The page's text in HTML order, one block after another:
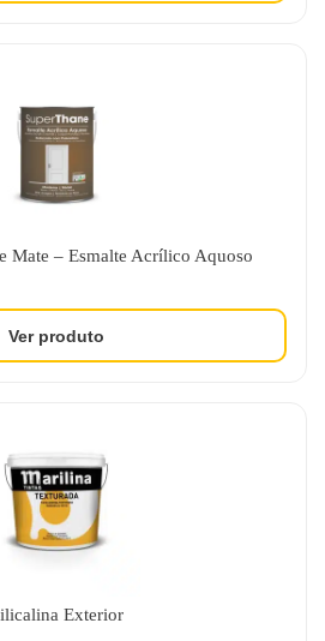
Mate – Esmalte Acrílico Aquoso
Exterior